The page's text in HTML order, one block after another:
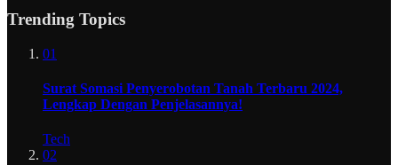
Trending Topics
01
Surat Somasi Penyerobotan Tanah Terbaru 2024,
Lengkap Dengan Penjelasannya!
Tech
02